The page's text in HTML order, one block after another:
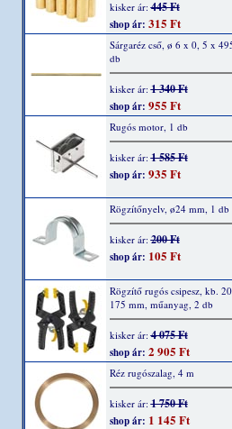
kisker ár:445 Ft
shop ár: 315 Ft
Sárgaréz cső, ø 6 x 0, 5 x
db
kisker ár:1 340 Ft
shop ár: 955 Ft
Rugós motor, 1 db
kisker ár:1 585 Ft
shop ár: 935 Ft
Rögzítőnyelv, ø24 mm, 1 db
kisker ár:200 Ft
shop ár: 105 Ft
Rögzítő rugós csipesz, kb.
175 mm, műanyag, 2 db
kisker ár:4 075 Ft
shop ár: 2 905 Ft
Réz rugószalag, 4 m
kisker ár:1 750 Ft
shop ár: 1 145 Ft